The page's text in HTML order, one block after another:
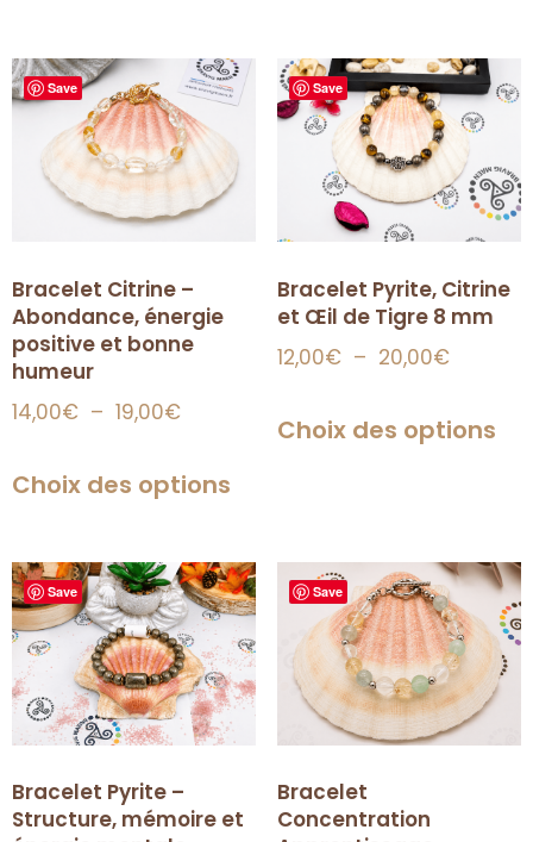
Save
Bracelet Citrine –
Abondance, énergie
positive et bonne
humeur
14,00€ – 19,00€
Choix des options
Save
Bracelet Pyrite, Citrine
et Œil de Tigre 8 mm
12,00€ – 20,00€
Choix des options
Save
Bracelet Pyrite –
Structure, mémoire et
Save
Bracelet
Concentration